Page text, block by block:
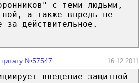
с теми людьми,
а также впредь не
за действительное.
№57547 16.12.2011
введение защитной